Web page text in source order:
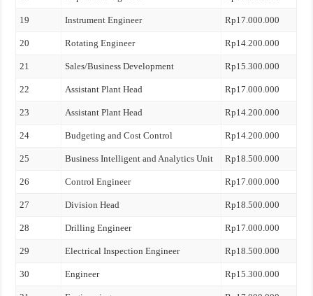
19 Instrument Engineer Rp17.000.000
20 Rotating Engineer Rp14.200.000
21 Sales/Business Development Rp15.300.000
22 Assistant Plant Head Rp17.000.000
23 Assistant Plant Head Rp14.200.000
24 Budgeting and Cost Control Rp14.200.000
25 Business Intelligent and Analytics Unit Rp18.500.000
26 Control Engineer Rp17.000.000
27 Division Head Rp18.500.000
28 Drilling Engineer Rp17.000.000
29 Electrical Inspection Engineer Rp18.500.000
30 Engineer Rp15.300.000